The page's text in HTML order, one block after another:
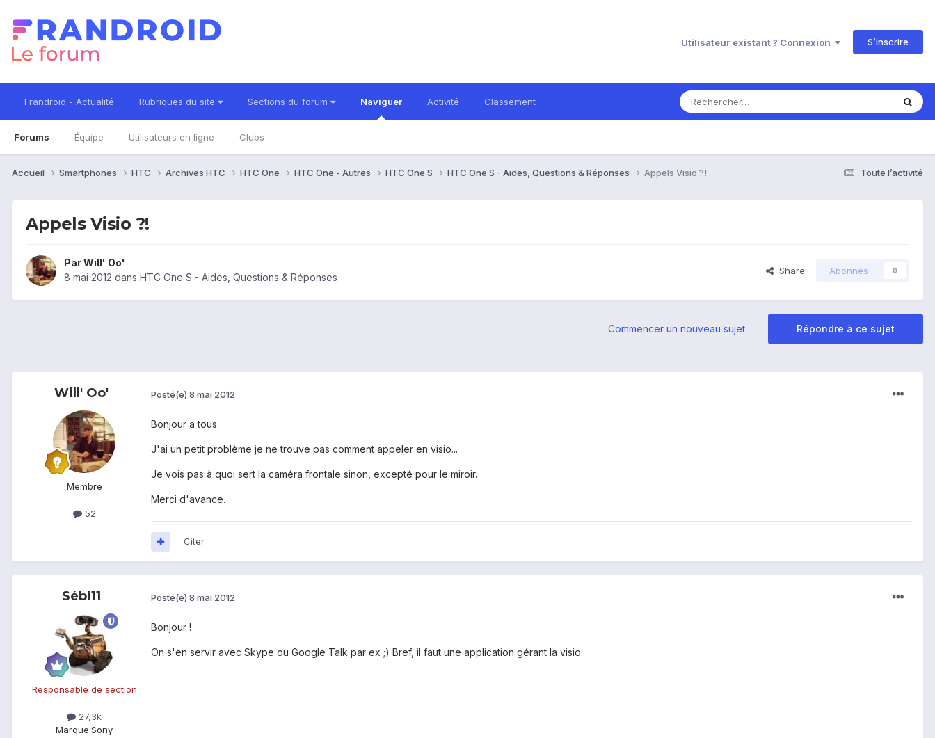
Utilisateur existant ? Connexion S’inscrire
Frandroid - Actualité Rubriques du site Sections du forum Naviguer
Forums Équipe Utilisateurs en ligne Clubs
Activité Classement
Toute l’activité
Accueil Smartphones HTC Archives HTC HTC One HTC One - Autres HTC One S HTC One S - Aides, Questions & Réponses Appels Visio ?!
Appels Visio ?!
ParWill' Oo'
8 mai 2012 dans HTC One S - Aides, Questions & Réponses
Share Abonnés 0
Répondre à ce sujet
Commencer un nouveau sujet
Will' Oo'
Membre
52
Posté(e) 8 mai 2012
Bonjour a tous.
J'ai un petit problème je ne trouve pas comment appeler en visio...
Je vois pas à quoi sert la caméra frontale sinon, excepté pour le miroir.
Merci d'avance.
Citer
Sébi11
Responsable de section
27,3k
Marque:Sony
Posté(e) 8 mai 2012
Bonjour !
On s'en servir avec Skype ou Google Talk par ex ;) Bref, il faut une application gérant la visio.